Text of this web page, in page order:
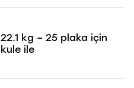
22.1 kg – 25 plaka için
kule ile